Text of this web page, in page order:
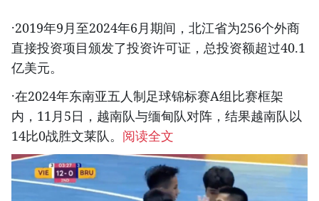
·2019年9月至2024年6月期间，北江省为256个外商
直接投资项目颁发了投资许可证，总投资额超过40.1
亿美元。
·在2024年东南亚五人制足球锦标赛A组比赛框架
内，11月5日，越南队与缅甸队对阵，结果越南队以
14比0战胜文莱队。 阅读全文